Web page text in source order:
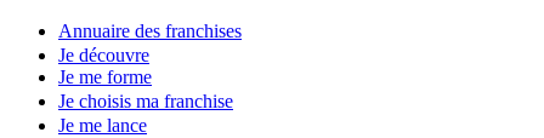
Annuaire des franchises
Je découvre
Je me forme
Je choisis ma franchise
Je me lance